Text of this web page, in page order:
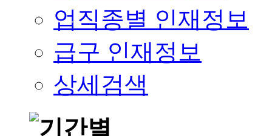
업직종별 인재정보
급구 인재정보
상세검색